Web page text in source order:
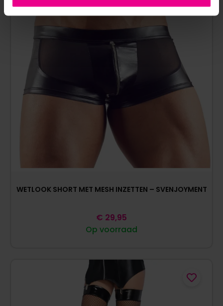
WETLOOK SHORT MET MESH INZETTEN – SVENJOYMENT
Op voorraad
€ 29,95